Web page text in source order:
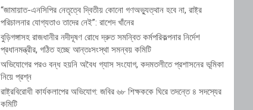
“জামায়াত-এনসিপির নেতৃত্বে দ্বিতীয় কোনো গণঅভ্যুত্থান হবে না, রাষ্ট্র
পরিচালনার যোগ্যতাও তাদের নেই”: রাশেদ খাঁনের
বুড়িগঙ্গাসহ রাজধানীর নদীদূষণ রোধে দ্রুত সমন্বিত কর্মপরিকল্পনার নির্দেশ
প্রধানমন্ত্রীর, গঠিত হচ্ছে আন্তঃসংস্থা সমন্বয় কমিটি
অভিযোগের পরও বন্ধ হয়নি অবৈধ গ্যাস সংযোগ, কদমতলীতে প্রশাসনের ভূমিকা
নিয়ে প্রশ্ন
রাষ্ট্রবিরোধী কার্যকলাপের অভিযোগ: জবির ৬৮ শিক্ষককে ঘিরে তদন্তে ৪ সদস্যের
কমিটি